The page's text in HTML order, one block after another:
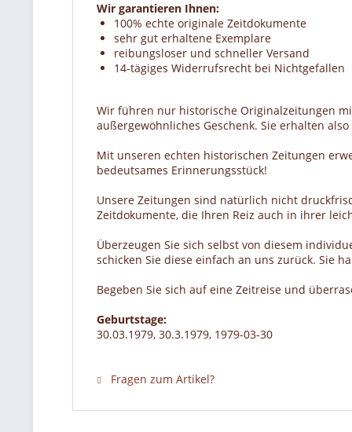
Wir garantieren Ihnen:
100% echte originale Zeitdokumente
sehr gut erhaltene Exemplare
reibungsloser und schneller Versand
14-tägiges Widerrufsrecht bei Nichtgefallen
Wir führen nur historische Originalzeitungen
außergewöhnliches Geschenk. Sie erhalten
Mit unseren echten historischen Zeitungen
bedeutsames Erinnerungsstück!
Unsere Zeitungen sind natürlich nicht
Zeitdokumente, die Ihren Reiz auch in ihrer
Überzeugen Sie sich selbst von diesem
schicken Sie diese einfach an uns zurück. Sie
Begeben Sie sich auf eine Zeitreise und
Geburtstage:
30.03.1979, 30.3.1979, 1979-03-30
Fragen zum Artikel?